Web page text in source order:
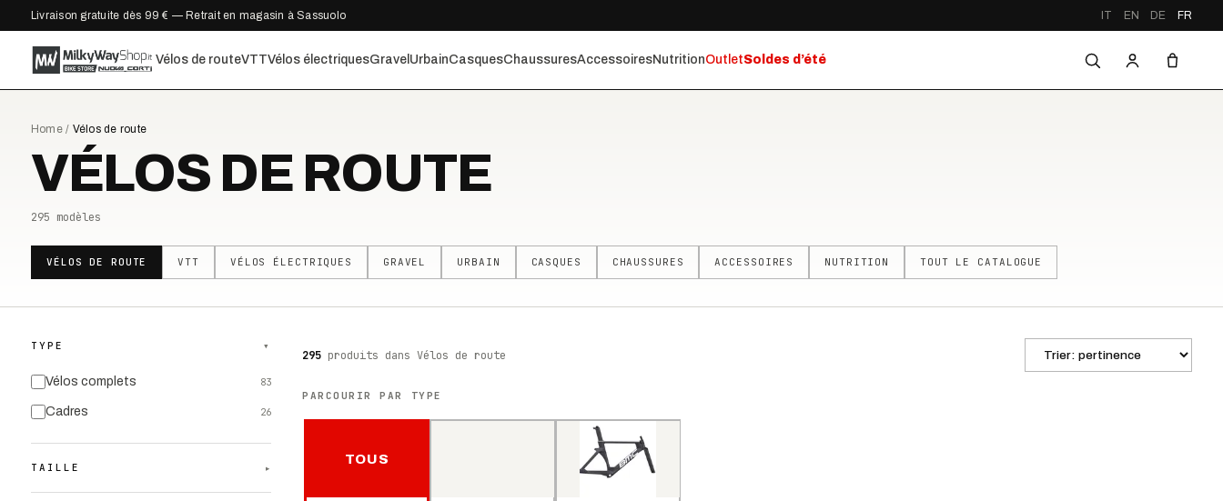
Livraison gratuite dès 99 € — Retrait en magasin à Sassuolo IT EN DE FR
Vélos de routeVTTVélos électriquesGravel UrbainCasquesChaussuresAccessoiresNutritionOutletSoldes d’été
Home/ Vélos de route
VÉLOS DE ROUTE
295 modèles
VÉLOS DE ROUTE VTT VÉLOS ÉLECTRIQUES GRAVEL URBAIN CASQUES CHAUSSURES ACCESSOIRES NUTRITION TOUT LE CATALOGUE
TYPE ▾
Vélos complets 83
Cadres 26
TAILLE ▾
295 produits dans Vélos de route
PARCOURIR PAR TYPE
TOUS